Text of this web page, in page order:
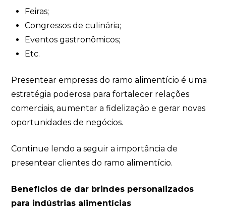
Feiras;
Congressos de culinária;
Eventos gastronômicos;
Etc.
Presentear empresas do ramo alimentício é uma
estratégia poderosa para fortalecer relações
comerciais, aumentar a fidelização e gerar novas
oportunidades de negócios.
Continue lendo a seguir a importância de
presentear clientes do ramo alimentício.
Benefícios de dar brindes personalizados
para indústrias alimentícias